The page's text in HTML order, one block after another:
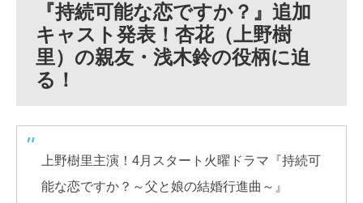
『持続可能な恋ですか？』追加
キャスト発表！杏花（上野樹
里）の親友・浅木鈴の役柄に迫
る！
上野樹里主演！4月スタート火曜ドラマ『持続可
能な恋ですか？～父と娘の結婚行進曲～』